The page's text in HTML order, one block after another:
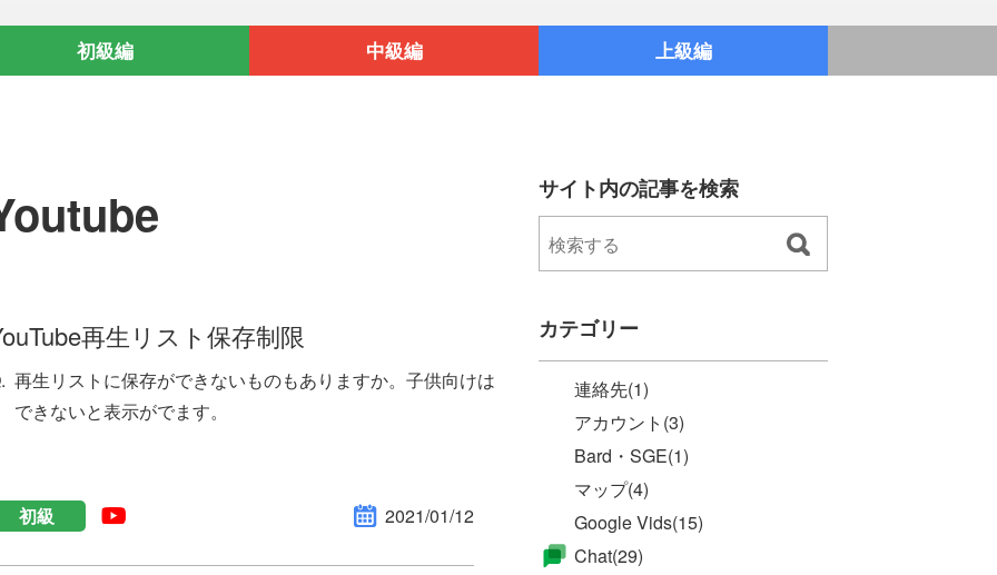
初級編 中級編 上級編
再生リスト保存制限
再生リストに保存ができないものもありますか。子供向けは
できないと表示がでます。
初級 2021/01/12
サイト内の記事を検索
カテゴリー
連絡先(1)
アカウント (3)
Bard・SGE(1)
マップ(4)
Google Vids(15)
Chat(29)